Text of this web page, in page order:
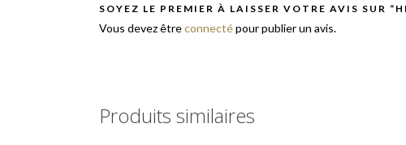
SOYEZ LE PREMIER À LAISSER VOTRE AVIS SUR
Vous devez êtreconnectépour publier un avis.
Produits similaires